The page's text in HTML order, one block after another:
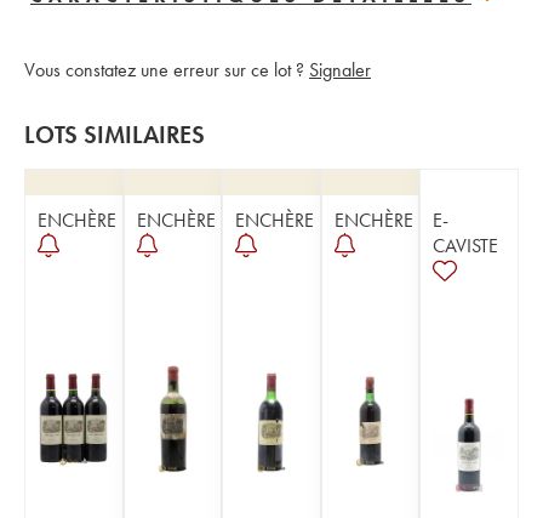
Vous constatez une erreur sur ce lot ? Signaler
LOTS SIMILAIRES
ENCHÈRE ENCHÈRE ENCHÈRE ENCHÈRE
E-
CAVISTE